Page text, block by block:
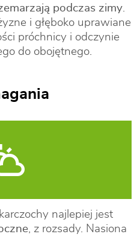
podczas zimy.
i głęboko uprawiane
próchnicy i odczynie
do obojętnego.
najlepiej jest
, z rozsady. Nasiona